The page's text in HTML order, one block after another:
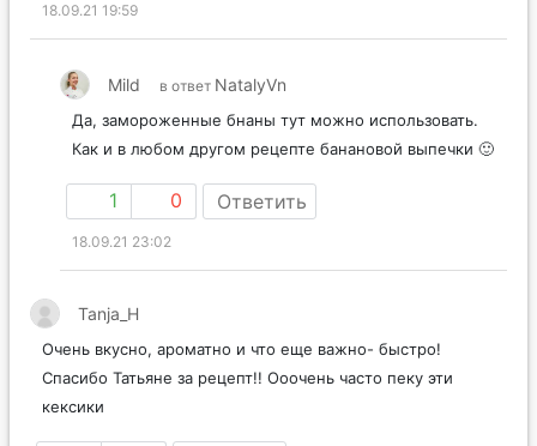
18.09.21 19:59
Mild в ответ NatalyVn
Да, замороженные бнаны тут можно использовать.
Как и в любом другом рецепте банановой выпечки 🙂
1 0 Ответить
18.09.21 23:02
Tanja_H
Очень вкусно, ароматно и что еще важно- быстро!
Спасибо Татьяне за рецепт!! Ооочень часто пеку эти
кексики